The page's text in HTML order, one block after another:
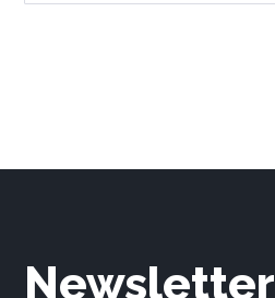
Newsletter